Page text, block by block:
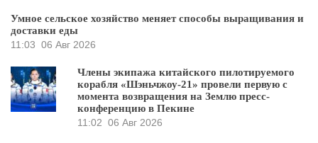
Умное сельское хозяйство меняет способы выращивания и
доставки еды
11:03 06 Авг 2026
Члены экипажа китайского пилотируемого
корабля «Шэньчжоу-21» провели первую с
момента возвращения на Землю пресс-
конференцию в Пекине
11:02 06 Авг 2026